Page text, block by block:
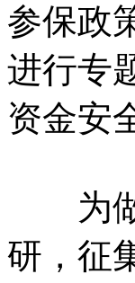
参保政
进行专
资金安
为做
研，征